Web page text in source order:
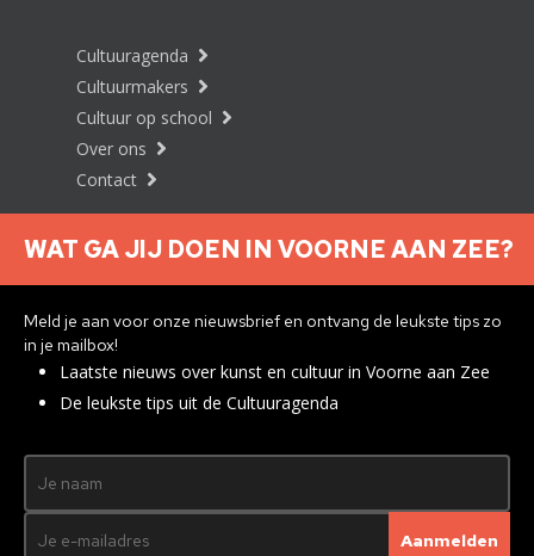
Cultuuragenda
Cultuurmakers
Cultuur op school
Over ons
Contact
Nieuwsbrief aanmelden
Privacyverklaring
WAT GA JIJ DOEN IN VOORNE AAN ZEE?
Meld je aan voor onze nieuwsbrief en ontvang de leukste tips zo
in je mailbox!
Laatste nieuws over kunst en cultuur in Voorne aan Zee
De leukste tips uit de Cultuuragenda